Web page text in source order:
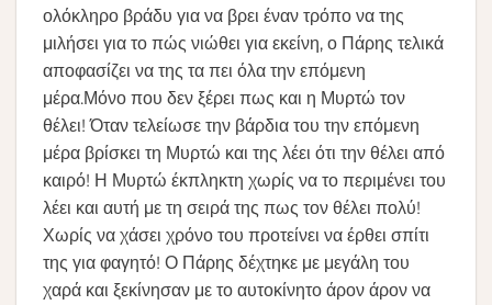
ολόκληρο βράδυ για να βρει έναν τρόπο να της
μιλήσει για το πώς νιώθει για εκείνη, ο Πάρης τελικά
αποφασίζει να της τα πει όλα την επόμενη
μέρα.Μόνο που δεν ξέρει πως και η Μυρτώ τον
θέλει! Όταν τελείωσε την βάρδια του την επόμενη
μέρα βρίσκει τη Μυρτώ και της λέει ότι την θέλει από
καιρό! Η Μυρτώ έκπληκτη χωρίς να το περιμένει του
λέει και αυτή με τη σειρά της πως τον θέλει πολύ!
Χωρίς να χάσει χρόνο του προτείνει να έρθει σπίτι
της για φαγητό! Ο Πάρης δέχτηκε με μεγάλη του
χαρά και ξεκίνησαν με το αυτοκίνητο άρον άρον να